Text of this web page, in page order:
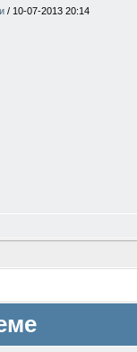
/ 10-07-2013 20:14